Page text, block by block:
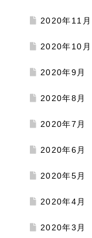
2020年11月
2020年10月
2020年9月
2020年8月
2020年7月
2020年6月
2020年5月
2020年4月
2020年3月